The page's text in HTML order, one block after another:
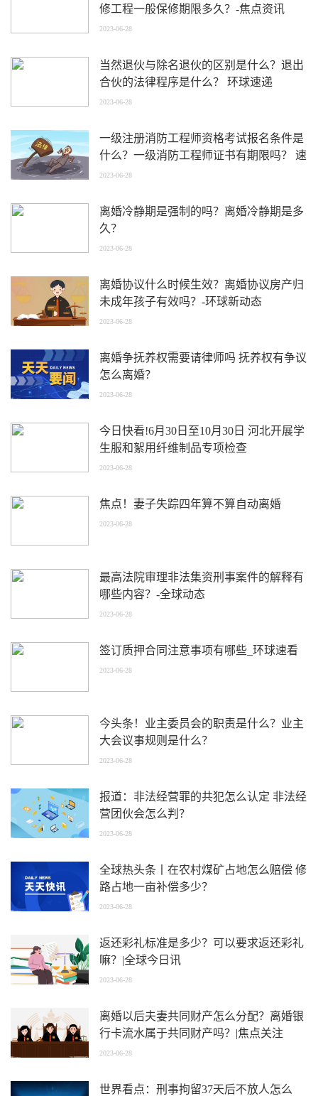
修工程一般保修期限多久？-焦点资讯
2023-06-28
当然退伙与除名退伙的区别是什么？退出
合伙的法律程序是什么？ 环球速递
2023-06-28
一级注册消防工程师资格考试报名条件是
什么？一级消防工程师证书有期限吗？ 速
读
2023-06-28
离婚冷静期是强制的吗？离婚冷静期是多
久？
2023-06-28
离婚协议什么时候生效？离婚协议房产归
未成年孩子有效吗？-环球新动态
2023-06-28
离婚争抚养权需要请律师吗 抚养权有争议
怎么离婚？
2023-06-28
今日快看!6月30日至10月30日 河北开展学
生服和絮用纤维制品专项检查
2023-06-28
焦点！妻子失踪四年算不算自动离婚
2023-06-28
最高法院审理非法集资刑事案件的解释有
哪些内容？-全球动态
2023-06-28
签订质押合同注意事项有哪些_环球速看
2023-06-28
今头条！业主委员会的职责是什么？业主
大会议事规则是什么？
2023-06-28
报道：非法经营罪的共犯怎么认定 非法经
营团伙会怎么判？
2023-06-28
全球热头条丨在农村煤矿占地怎么赔偿 修
路占地一亩补偿多少？
2023-06-28
返还彩礼标准是多少？可以要求返还彩礼
嘛？|全球今日讯
2023-06-28
离婚以后夫妻共同财产怎么分配？离婚银
行卡流水属于共同财产吗？|焦点关注
2023-06-28
世界看点：刑事拘留37天后不放人怎么